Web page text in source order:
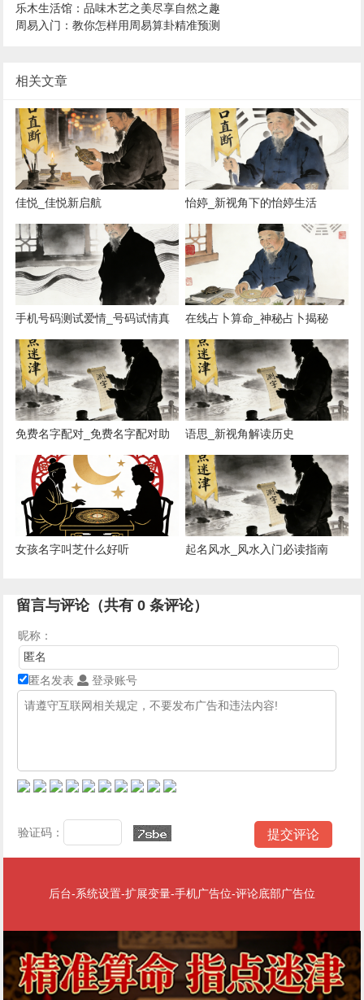
乐木生活馆：品味木艺之美尽享自然之趣
周易入门：教你怎样用周易算卦精准预测
相关文章
佳悦_佳悦新启航 怡婷_新视角下的怡婷生活
手机号码测试爱情_号码试情真
伪
在线占卜算命_神秘占卜揭秘
免费名字配对_免费名字配对助
语思_新视角解读历史
女孩名字叫芝什么好听 起名风水_风水入门必读指南
留言与评论（共有0 条评论）
昵称：
匿名发表 登录账号
验证码：
后台-系统设置-扩展变量-手机广告位-评论底部广告位